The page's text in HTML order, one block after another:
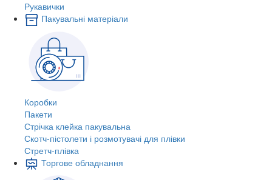
Рукавички
Пакувальні матеріали
Коробки
Пакети
Стрічка клейка пакувальна
Скотч-пістолети і розмотувачі для плівки
Стретч-плівка
Торгове обладнання